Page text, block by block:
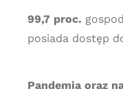
99,7 proc.
posiada dostęp
Pandemia oraz